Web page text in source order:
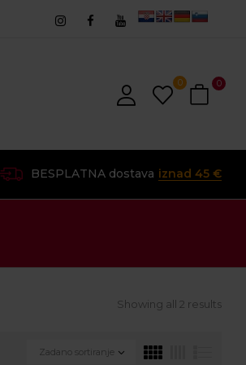
0 0
BESPLATNA dostava iznad 45 €
Showing all 2 results
Zadano sortiranje